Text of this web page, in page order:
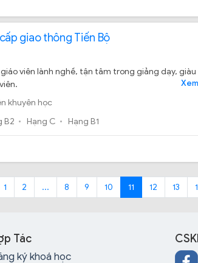
giao thông Tiến Bộ
viên lành nghề, tận tâm trong giảng dạy, giàu
khuyên học
B2 Hạng C Hạng B1
1 2 ... 8 9 10 11 12 13
Tác
ký khoá học